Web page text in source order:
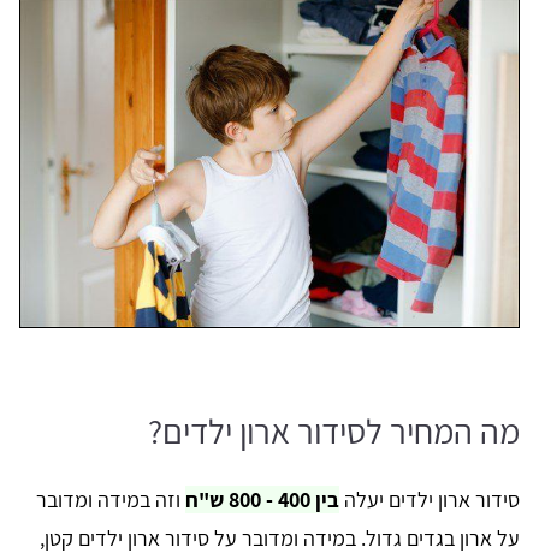
מה המחיר לסידור ארון ילדים?
סידור ארון ילדים יעלה בין 400 - 800 ש"ח
וזה במידה ומדובר
על ארון בגדים גדול. במידה ומדובר על סידור ארון ילדים קטן,